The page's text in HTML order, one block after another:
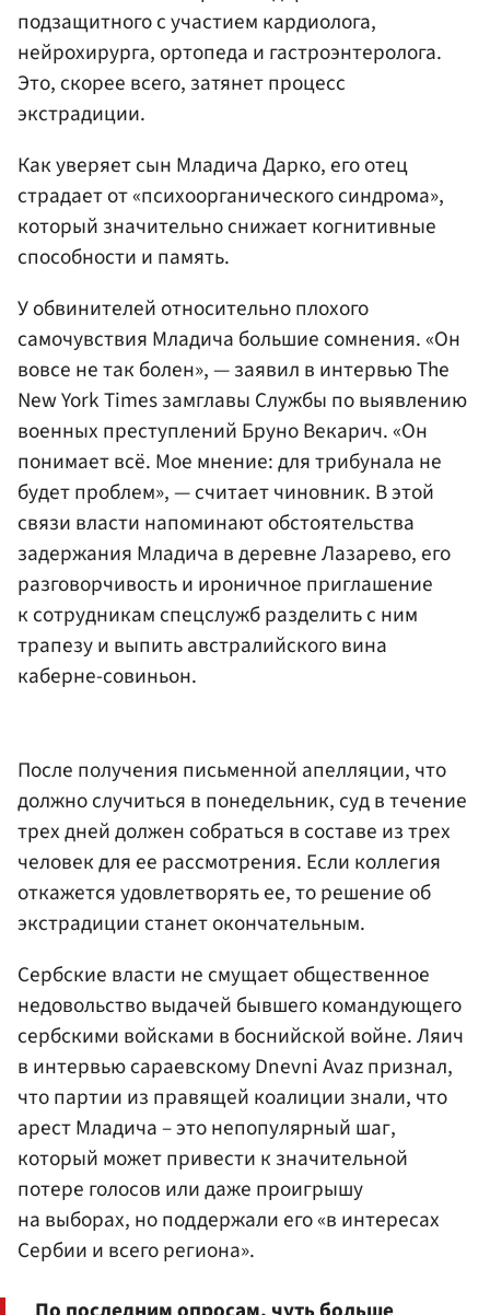
подзащитного с участием кардиолога,
нейрохирурга, ортопеда и гастроэнтеролога.
Это, скорее всего, затянет процесс
экстрадиции.
Как уверяет сын Младича Дарко, его отец
страдает от «психоорганического синдрома»,
который значительно снижает когнитивные
способности и память.
У обвинителей относительно плохого
самочувствия Младича большие сомнения. «Он
вовсе не так болен», — заявил в интервью The
New York Times замглавы Службы по выявлению
военных преступлений Бруно Векарич. «Он
понимает всё. Мое мнение: для трибунала не
будет проблем», — считает чиновник. В этой
связи власти напоминают обстоятельства
задержания Младича в деревне Лазарево, его
разговорчивость и ироничное приглашение
к сотрудникам спецслужб разделить с ним
трапезу и выпить австралийского вина
каберне-совиньон.
После получения письменной апелляции, что
должно случиться в понедельник, суд в течение
трех дней должен собраться в составе из трех
человек для ее рассмотрения. Если коллегия
откажется удовлетворять ее, то решение об
экстрадиции станет окончательным.
Сербские власти не смущает общественное
недовольство выдачей бывшего командующего
сербскими войсками в боснийской войне. Ляич
в интервью сараевскому Dnevni Avaz признал,
что партии из правящей коалиции знали, что
арест Младича – это непопулярный шаг,
который может привести к значительной
потере голосов или даже проигрышу
на выборах, но поддержали его «в интересах
Сербии и всего региона».